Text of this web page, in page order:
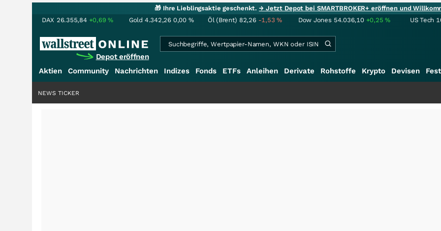
🎁 Ihre Lieblingsaktie geschenkt.→ Jetzt Depot bei SMARTBROKER+ eröffnen und
DAX 26.355,84 +0,69% Gold 4.342,26 0,00 % Öl (Brent) 82,26 -1,53% Dow Jones 54.036,10 +0,25% US Tech
Depot eröffnen
Aktien
Community Nachrichten Indizes Fonds ETFs Anleihen Derivate Rohstoffe Krypto Devisen
NEWS TICKER